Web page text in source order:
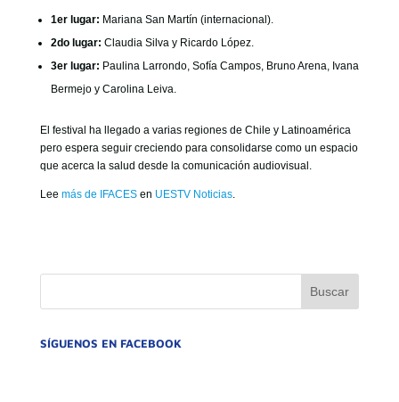
1er lugar: Mariana San Martín (internacional).
2do lugar: Claudia Silva y Ricardo López.
3er lugar: Paulina Larrondo, Sofía Campos, Bruno Arena, Ivana
Bermejo y Carolina Leiva.
El festival ha llegado a varias regiones de Chile y Latinoamérica
pero espera seguir creciendo para consolidarse como un espacio
que acerca la salud desde la comunicación audiovisual.
Lee más de IFACESen UESTV Noticias.
SÍGUENOS EN FACEBOOK